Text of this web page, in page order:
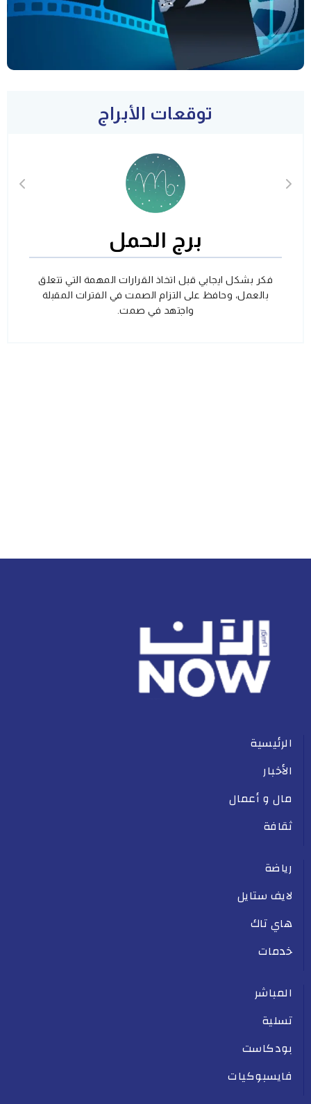
توقعات الأبراج
برج الحمل
فكر بشكل ايجابي قبل اتخاذ القرارات المهمة التي تتعلق
بالعمل، وحافظ على التزام الصمت في الفترات المقبلة
واجتهد في صمت.
الرئيسية
الأخبار
مال و أعمال
ثقافة
رياضة
لايف ستايل
هاي تاك
خدمات
المباشر
تسلية
بودكاست
فايسبوكيات